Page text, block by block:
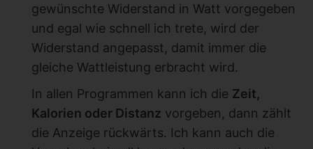
gewünschte Widerstand in Watt vorgegeben
und egal wie schnell ich trete, wird der
Widerstand angepasst, damit immer die
gleiche Wattleistung erbracht wird.
In allen Programmen kann ich die Zeit,
Kalorien oder Distanz vorgeben, dann zählt
die Anzeige rückwärts. Ich kann auch die